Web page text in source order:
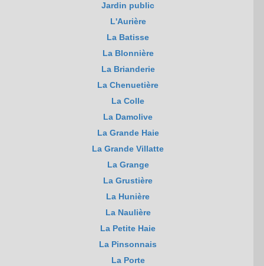
Jardin public
L'Aurière
La Batisse
La Blonnière
La Brianderie
La Chenuetière
La Colle
La Damolive
La Grande Haie
La Grande Villatte
La Grange
La Grustière
La Hunière
La Naulière
La Petite Haie
La Pinsonnais
La Porte